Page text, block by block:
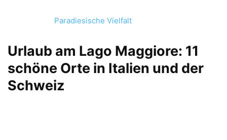
Paradiesische Vielfalt
Urlaub am Lago Maggiore: 11
schöne Orte in Italien und der
Schweiz